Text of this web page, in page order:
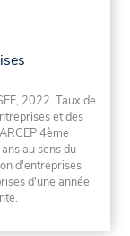
2022. Taux de
et des
4ème
au sens du
d'entreprises
d'une année